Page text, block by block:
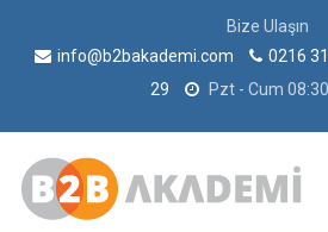
Bize Ulaşın
info@b2bakademi.com
0216
29
Pzt - Cum